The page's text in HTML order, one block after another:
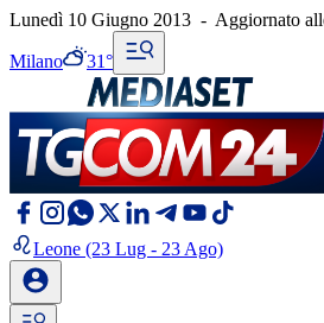
Lunedì 10 Giugno 2013 - Aggiornato
Milano 31°
Leone (23 Lug - 23 Ago)